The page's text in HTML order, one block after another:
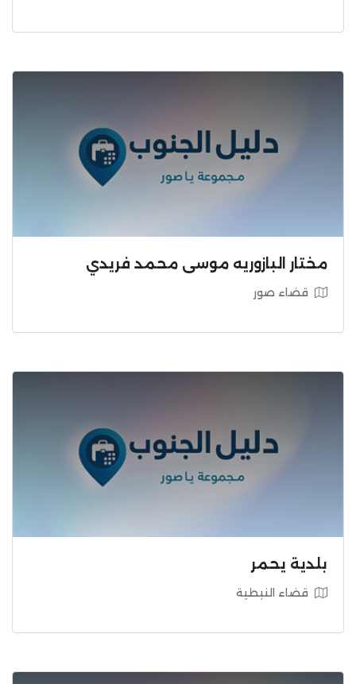
مختار البازوريه موسى محمد فريدي
قضاء صور
بلدية يحمر
قضاء النبطية